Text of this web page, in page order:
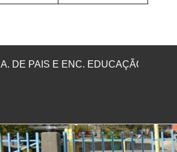
A. DE PAIS E ENC. EDUCAÇÃO